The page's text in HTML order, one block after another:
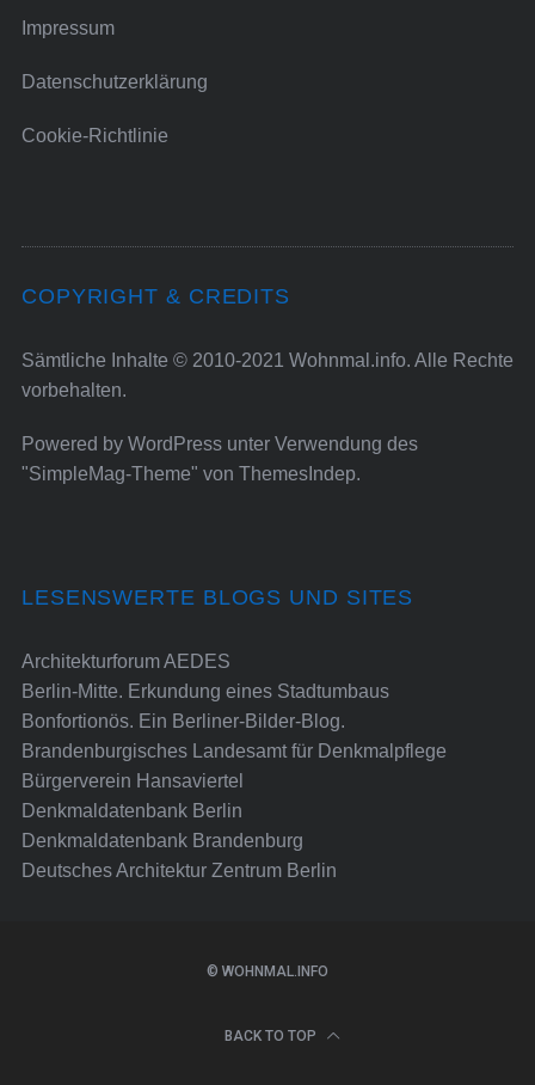
Impressum
Datenschutzerklärung
Cookie-Richtlinie
COPYRIGHT & CREDITS
Sämtliche Inhalte © 2010-2021 Wohnmal.info. Alle Rechte
vorbehalten.
Powered by WordPressunter Verwendung des
"SimpleMag-Theme" von ThemesIndep.
LESENSWERTE BLOGS UND SITES
Architekturforum AEDES
Berlin-Mitte. Erkundung eines Stadtumbaus
Bonfortionös. Ein Berliner-Bilder-Blog.
Brandenburgisches Landesamt für Denkmalpflege
Bürgerverein Hansaviertel
Denkmaldatenbank Berlin
Denkmaldatenbank Brandenburg
Deutsches Architektur Zentrum Berlin
© WOHNMAL.INFO
BACK TO TOP